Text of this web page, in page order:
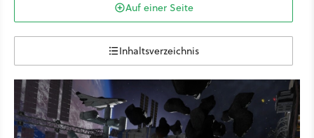
Auf einer Seite
Inhaltsverzeichnis